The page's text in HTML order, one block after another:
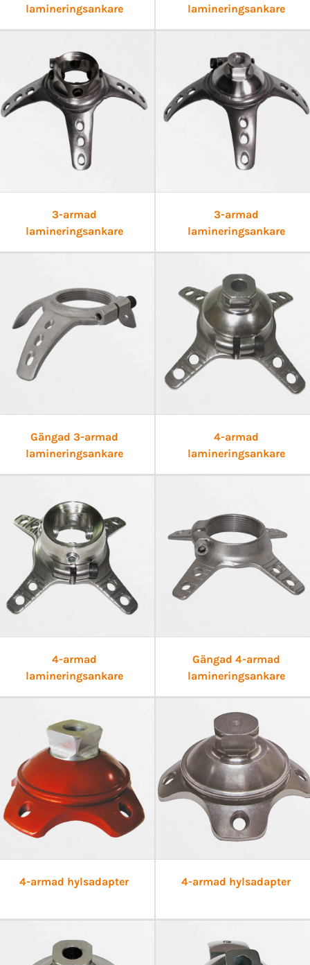
lamineringsankare lamineringsankare
3-armad
lamineringsankare
3-armad
lamineringsankare
Gängad 3-armad
lamineringsankare
4-armad
lamineringsankare
4-armad
lamineringsankare
Gängad 4-armad
lamineringsankare
4-armad hylsadapter 4-armad hylsadapter